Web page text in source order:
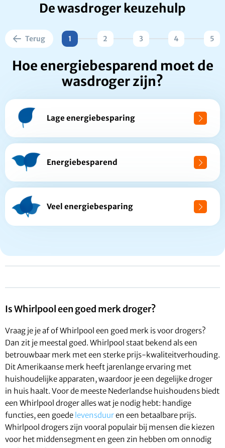
De wasdroger keuzehulp
Terug 1 2 3 4 5
Hoe energiebesparend moet de
wasdroger zijn?
Lage energiebesparing
Energiebesparend
Veel energiebesparing
Is Whirlpool een goed merk droger?
Vraag je je af of Whirlpool een goed merk is voor drogers?
Dan zit je meestal goed. Whirlpool staat bekend als een
betrouwbaar merk met een sterke prijs-kwaliteitverhouding.
Dit Amerikaanse merk heeft jarenlange ervaring met
huishoudelijke apparaten, waardoor je een degelijke droger
in huis haalt. Voor de meeste Nederlandse huishoudens biedt
een Whirlpool droger alles wat je nodig hebt: handige
functies, een goede levensduuren een betaalbare prijs.
Whirlpool drogers zijn vooral populair bij mensen die kiezen
voor het middensegment en geen zin hebben om onnodig